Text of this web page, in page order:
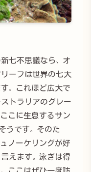
七不思議なら、オ
ーフは世界の七大
。これほど広大で
トラリアのグレー
こに生息するサン
うです。そのた
ノーケリングが好
えます。泳ぎは得